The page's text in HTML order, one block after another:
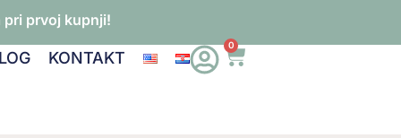
pri prvoj kupnji!
KONTAKT
0